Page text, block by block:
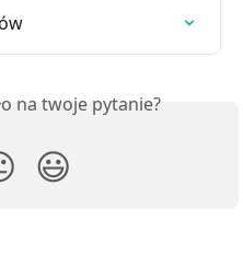
na twoje pytanie?
😃